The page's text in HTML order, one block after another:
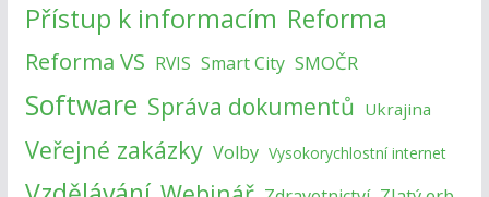
Přístup k informacím Reforma
Reforma VS RVIS Smart City SMOČR
Software Správa dokumentů Ukrajina
Veřejné zakázky Volby Vysokorychlostní internet